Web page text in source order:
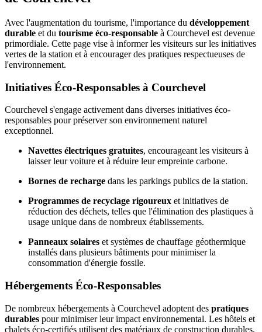
Avec l'augmentation du tourisme, l'importance du développement
durable et du tourisme éco-responsable à Courchevel est devenue
primordiale. Cette page vise à informer les visiteurs sur les initiatives
vertes de la station et à encourager des pratiques respectueuses de
l'environnement.
Initiatives Éco-Responsables à Courchevel
Courchevel s'engage activement dans diverses initiatives éco-
responsables pour préserver son environnement naturel
exceptionnel.
Navettes électriques gratuites, encourageant les visiteurs à
laisser leur voiture et à réduire leur empreinte carbone.
Bornes de recharge dans les parkings publics de la station.
Programmes de recyclage rigoureux et initiatives de
réduction des déchets, telles que l'élimination des plastiques à
usage unique dans de nombreux établissements.
Panneaux solaires et systèmes de chauffage géothermique
installés dans plusieurs bâtiments pour minimiser la
consommation d'énergie fossile.
Hébergements Éco-Responsables
De nombreux hébergements à Courchevel adoptent des pratiques
durables pour minimiser leur impact environnemental. Les hôtels et
chalets éco-certifiés utilisent des matériaux de construction durables,